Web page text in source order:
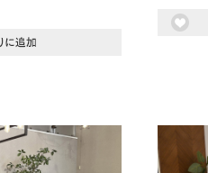
ッチンカウンター
ライキッチンカウンター